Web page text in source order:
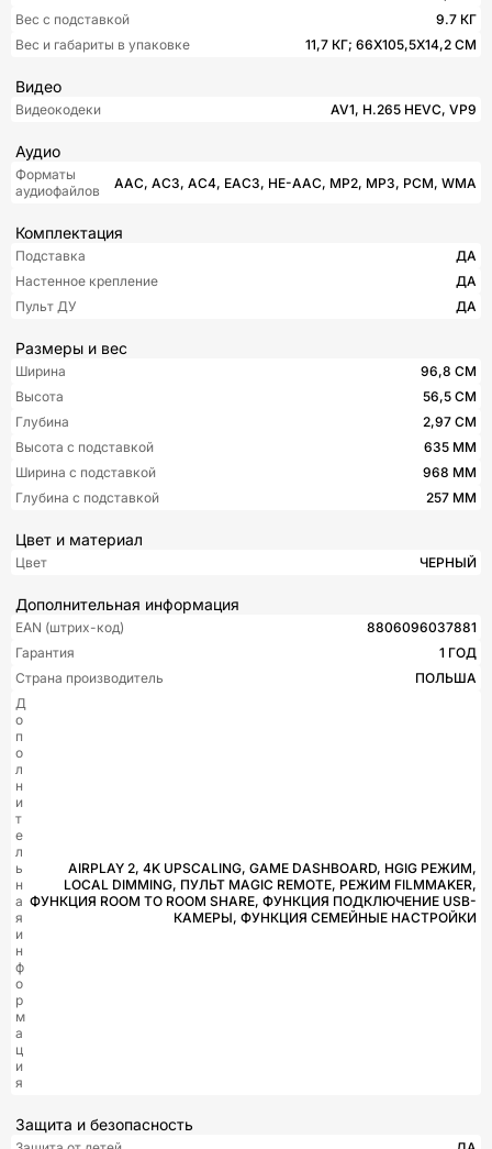
Вес с подставкой
9.7 КГ
Вес и габариты в упаковке
11,7 КГ; 66X105,5X14,2 СМ
Видео
Видеокодеки AV1, H.265 HEVC, VP9
Аудио
Форматы
аудиофайлов
AAC, AC3, AC4, EAC3, HE-AAC, MP2, MP3, PCM, WMA
Комплектация
Подставка
ДА
Настенное крепление
ДА
Пульт ДУ
ДА
Размеры и вес
Ширина
96,8 СМ
Высота
56,5 СМ
Глубина
2,97 СМ
Высота с подставкой
635 ММ
Ширина с подставкой
968 ММ
Глубина с подставкой
257 ММ
Цвет и материал
Цвет ЧЕРНЫЙ
Дополнительная информация
EAN (штрих-код)
8806096037881
Гарантия
1 ГОД
Страна производитель
ПОЛЬША
Д
о
п
о
л
н
и
т
е
л
ь
н
а
я
и
н
ф
о
р
м
а
ц
и
я
AIRPLAY 2, 4K UPSCALING, GAME DASHBOARD, HGIG РЕЖИМ,
LOCAL DIMMING, ПУЛЬТ MAGIC REMOTE, РЕЖИМ FILMMAKER,
ФУНКЦИЯ ROOM TO ROOM SHARE, ФУНКЦИЯ ПОДКЛЮЧЕНИЕ USB-
КАМЕРЫ, ФУНКЦИЯ СЕМЕЙНЫЕ НАСТРОЙКИ
Защита и безопасность